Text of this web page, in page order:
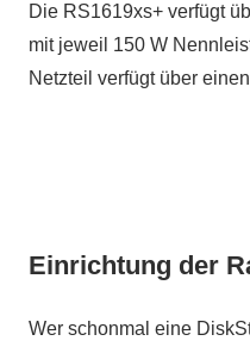
Die RS1619xs+ verfügt
mit jeweil 150 W
Netzteil verfügt über
Einrichtung der
Wer schonmal eine